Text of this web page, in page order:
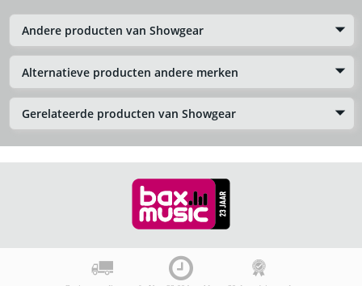
Andere producten van Showgear
Alternatieve producten andere merken
Gerelateerde producten van Showgear